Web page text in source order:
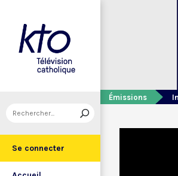
Se connecter
Émissions